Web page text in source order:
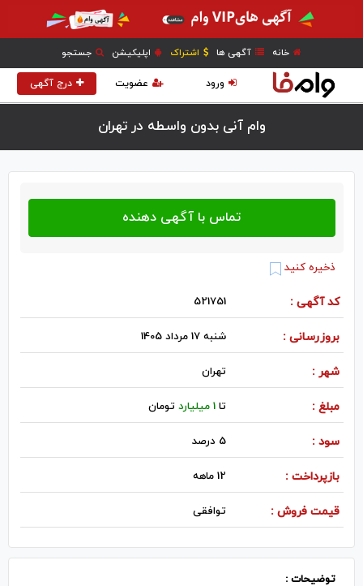
خانه آگهی ها اشتراک اپلیکیشن جستجو
درج آگهی عضویت ورود
وام آنی بدون واسطه در تهران
ذخیره کنید
کد آگهی : 521751
بروزرسانی : شنبه 17 مرداد 1405
شهر : تهران
مبلغ : تا1 میلیارد تومان
سود : 5 درصد
بازپرداخت : 12 ماهه
قیمت فروش : توافقی
توضیحات :